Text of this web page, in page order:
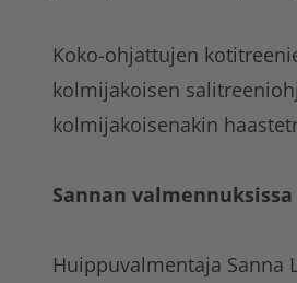
Koko-ohjattujen
kolmijakoisen
kolmijakoisenakin
Sannan
Huippuvalmentaja Sanna